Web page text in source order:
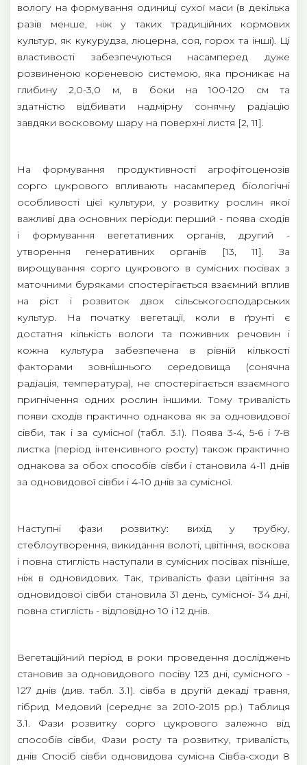
вологу на формування одиниці сухої маси (в декілька
разів менше, ніж у таких традиційних кормових
культур, як кукурудза, люцерна, соя, горох та інші). Ці
властивості забезпечуються насамперед дуже
розвиненою кореневою системою, яка проникає на
глибину 2,0-3,0 м, в боки на 100-120 см та
здатністю відбивати надмірну сонячну радіацію
завдяки восковому шару на поверхні листя [2, 11].
На формування продуктивності агрофітоценозів
сорго цукрового впливають насамперед біологічні
особливості цієї культури, у розвитку рослин якої
важливі два основних періоди: перший - поява сходів
і формування вегетативних органів, другий -
утворення генеративних органів [13, 11]. За
вирощування сорго цукрового в сумісних посівах з
маточними буряками спостерігається взаємний вплив
на ріст і розвиток двох сільськогосподарських
культур. На початку вегетації, коли в ґрунті є
достатня кількість вологи та поживних речовин і
кожна культура забезпечена в рівній кількості
факторами зовнішнього середовища (сонячна
радіація, температура), не спостерігається взаємного
пригнічення одних рослин іншими. Тому тривалість
появи сходів практично однакова як за одновидової
сівби, так і за сумісної (табл. 3.1). Поява 3-4, 5-6 і 7-8
листка (період інтенсивного росту) також практично
однакова за обох способів сівби і становила 4-11 днів
за одновидової сівби і 4-10 днів за сумісної.
Наступні фази розвитку: вихід у трубку,
стеблоутворення, викидання волоті, цвітіння, воскова
і повна стиглість наступали в сумісних посівах пізніше,
ніж в одновидових. Так, тривалість фази цвітіння за
одновидової сівби становила 31 день, сумісної- 34 дні,
повна стиглість - відповідно 10 і 12 днів.
Вегетаційний період в роки проведення досліджень
становив за одновидового посіву 123 дні, сумісного -
127 днів (див. табл. 3.1). сівба в другій декаді травня,
гібрид Медовий (середнє за 2010-2015 рр.) Таблиця
3.1. Фази розвитку сорго цукрового залежно від
способів сівби, Фази росту та розвитку, тривалість,
днів Спосіб сівби одновидова сумісна Сівба-сходи 8